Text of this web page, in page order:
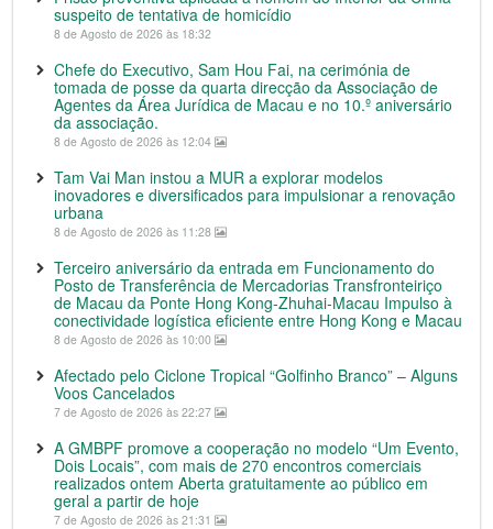
suspeito de tentativa de homicídio
8 de Agosto de 2026 às 18:32
Chefe do Executivo, Sam Hou Fai, na cerimónia de
tomada de posse da quarta direcção da Associação de
Agentes da Área Jurídica de Macau e no 10.º aniversário
da associação.
8 de Agosto de 2026 às 12:04
Tam Vai Man instou a MUR a explorar modelos
inovadores e diversificados para impulsionar a renovação
urbana
8 de Agosto de 2026 às 11:28
Terceiro aniversário da entrada em Funcionamento do
Posto de Transferência de Mercadorias Transfronteiriço
de Macau da Ponte Hong Kong-Zhuhai-Macau Impulso à
conectividade logística eficiente entre Hong Kong e Macau
8 de Agosto de 2026 às 10:00
Afectado pelo Ciclone Tropical “Golfinho Branco” – Alguns
Voos Cancelados
7 de Agosto de 2026 às 22:27
A GMBPF promove a cooperação no modelo “Um Evento,
Dois Locais”, com mais de 270 encontros comerciais
realizados ontem Aberta gratuitamente ao público em
geral a partir de hoje
7 de Agosto de 2026 às 21:31